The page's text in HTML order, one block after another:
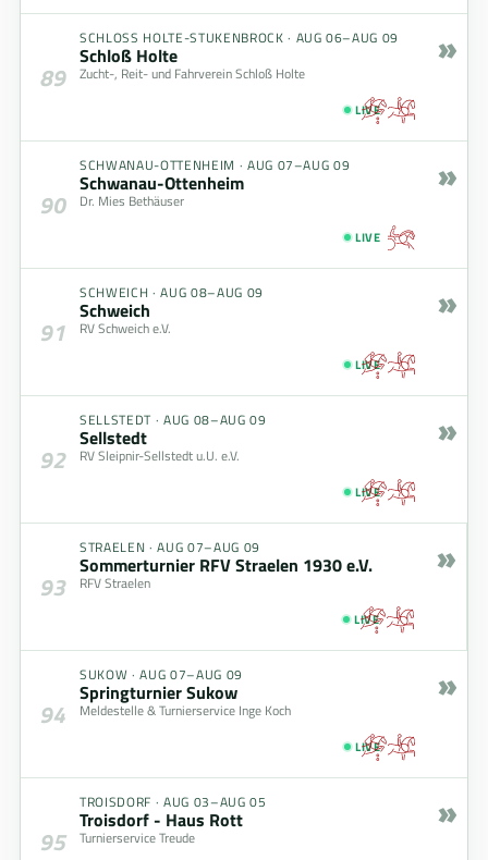
89
SCHLOSS HOLTE-STUKENBROCK · AUG 06–AUG 09
Schloß Holte
Zucht-, Reit- und Fahrverein Schloß Holte
LIVE
»
90
SCHWANAU-OTTENHEIM · AUG 07–AUG 09
Schwanau-Ottenheim
Dr. Mies Bethäuser
LIVE
»
91
SCHWEICH ·AUG 08–AUG 09
Schweich
RV Schweich e.V.
LIVE
»
92
SELLSTEDT · AUG 08–AUG 09
Sellstedt
RV Sleipnir-Sellstedt u.U. e.V.
LIVE
»
93
STRAELEN ·AUG 07–AUG 09
Sommerturnier RFV Straelen 1930 e.V.
RFV Straelen
LIVE
»
94
SUKOW ·AUG 07–AUG 09
Springturnier Sukow
Meldestelle & Turnierservice Inge Koch
LIVE
»
95
TROISDORF · AUG 03–AUG 05
Troisdorf - Haus Rott
Turnierservice Treude
»